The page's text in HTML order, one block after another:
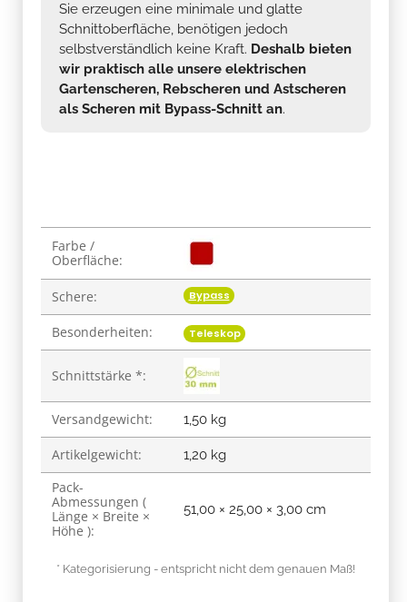
Sie erzeugen eine minimale und glatte
Schnittoberfläche, benötigen jedoch
selbstverständlich keine Kraft. Deshalb bieten
wir praktisch alle unsere elektrischen
Gartenscheren, Rebscheren und Astscheren
als Scheren mit Bypass-Schnitt an.
Produkteigenschaft
Wert
Farbe /
Oberfläche:
Schere: Bypass
Besonderheiten: Teleskop
Schnittstärke *:
Versandgewicht: 1,50 kg
Artikelgewicht: 1,20 kg
Pack-
Abmessungen (
Länge × Breite ×
Höhe ):
51,00 × 25,00 × 3,00 cm
* Kategorisierung - entspricht nicht dem genauen Maß!